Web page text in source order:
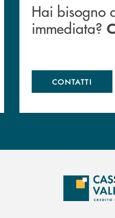
Hai bisogno
immediata?
CONTATTI